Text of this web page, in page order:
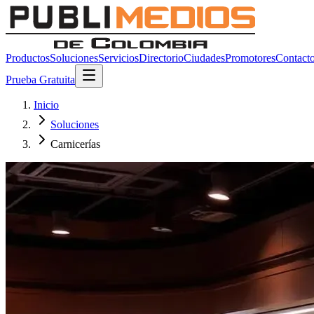
ProductosSolucionesServiciosDirectorioCiudadesPromotores
Prueba Gratuita
Inicio
Soluciones
Carnicerías